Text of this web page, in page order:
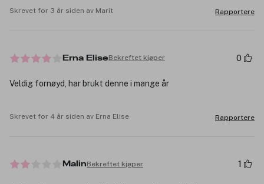
Skrevet for 3 år siden av Marit Rapportere
Erna EliseBekreftet kjøper 0
Veldig fornøyd, har brukt denne i mange år
Skrevet for 4 år siden av Erna Elise Rapportere
MalinBekreftet kjøper 1